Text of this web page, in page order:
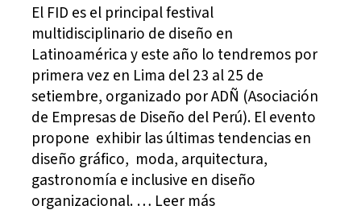
El FID es el principal festival
multidisciplinario de diseño en
Latinoamérica y este año lo tendremos por
primera vez en Lima del 23 al 25 de
setiembre, organizado por ADÑ (Asociación
de Empresas de Diseño del Perú). El evento
propone exhibir las últimas tendencias en
diseño gráfico, moda, arquitectura,
gastronomía e inclusive en diseño
organizacional. … Leer más